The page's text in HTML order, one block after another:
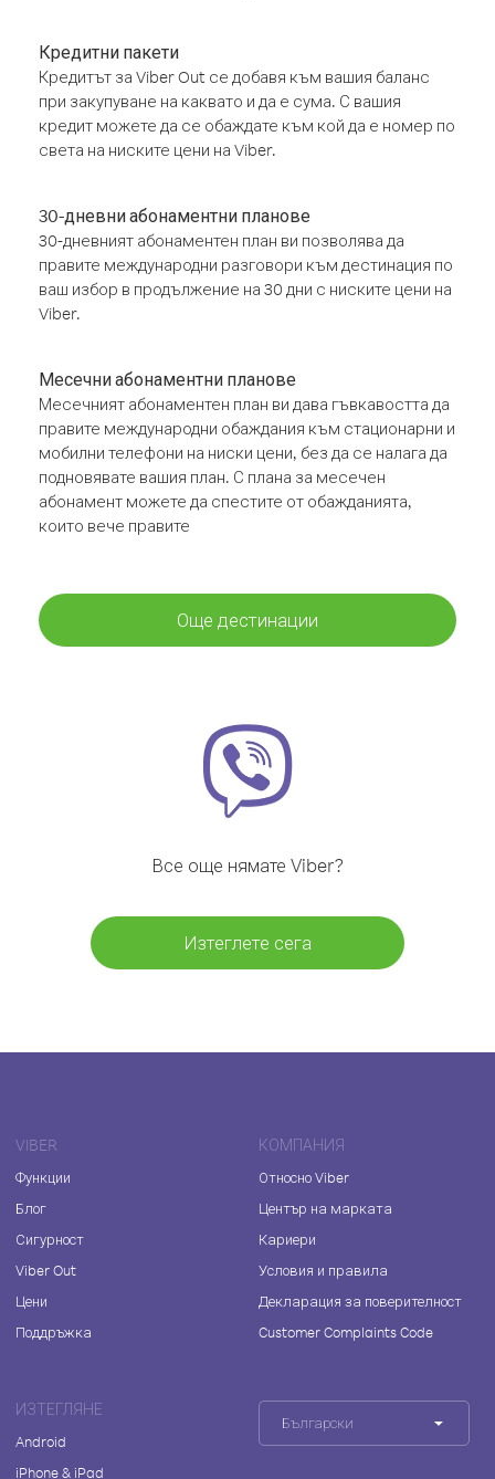
Кредитни пакети
Кредитът за Viber Out се добавя към вашия баланс
при закупуване на каквато и да е сума. С вашия
кредит можете да се обаждате към кой да е номер по
света на ниските цени на Viber.
30-дневни абонаментни планове
30-дневният абонаментен план ви позволява да
правите международни разговори към дестинация по
ваш избор в продължение на 30 дни с ниските цени на
Viber.
Месечни абонаментни планове
Месечният абонаментен план ви дава гъвкавостта да
правите международни обаждания към стационарни и
мобилни телефони на ниски цени, без да се налага да
подновявате вашия план. С плана за месечен
абонамент можете да спестите от обажданията,
които вече правите
Още дестинации
Все още нямате Viber?
Изтеглете сега
VIBER
Функции
Блог
Сигурност
Viber Out
Цени
Поддръжка
КОМПАНИЯ
Относно Viber
Център на марката
Кариери
Условия и правила
Декларация за поверителност
Customer Complaints Code
ИЗТЕГЛЯНЕ
Android
iPhone & iPad
Български